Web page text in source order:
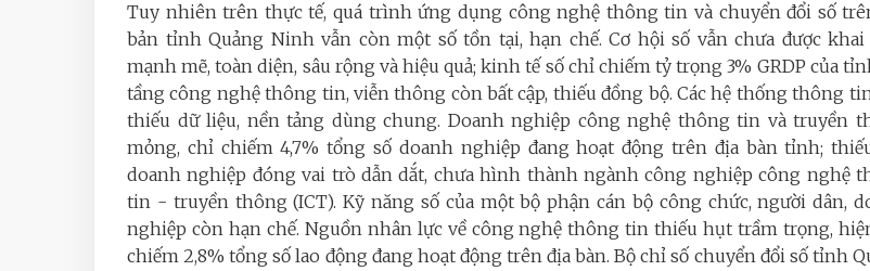
Tuy nhiên trên thực tế, quá trình ứng dụng công nghệ thông tin và chuyển đổi số
bản tỉnh Quảng Ninh vẫn còn một số tồn tại, hạn chế. Cơ hội số vẫn chưa được khai
mạnh mẽ, toàn diện, sâu rộng và hiệu quả; kinh tế số chỉ chiếm tỷ trọng 3% GRDP của
tầng công nghệ thông tin, viễn thông còn bất cập, thiếu đồng bộ. Các hệ thống thông
thiếu dữ liệu, nền tảng dùng chung. Doanh nghiệp công nghệ thông tin và truyền
mỏng, chỉ chiếm 4,7% tổng số doanh nghiệp đang hoạt động trên địa bàn tỉnh;
doanh nghiệp đóng vai trò dẫn dắt, chưa hình thành ngành công nghiệp công nghệ
tin - truyền thông (ICT). Kỹ năng số của một bộ phận cán bộ công chức, người dân,
nghiệp còn hạn chế. Nguồn nhân lực về công nghệ thông tin thiếu hụt trầm trọng,
chiếm 2,8% tổng số lao động đang hoạt động trên địa bàn. Bộ chỉ số chuyển đổi số tỉnh